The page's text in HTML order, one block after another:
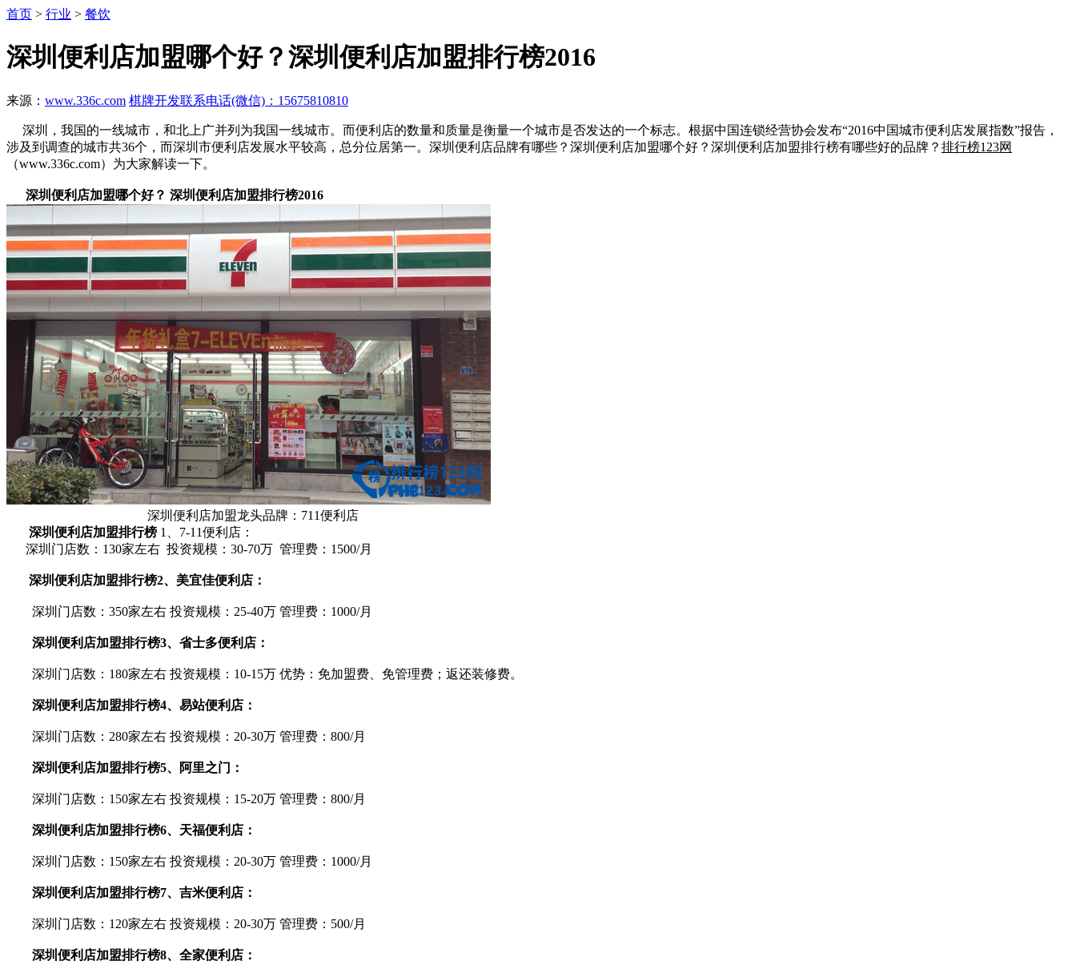
首页 > 行业 > 餐饮
深圳便利店加盟哪个好？深圳便利店加盟排行榜2016
来源： www.336c.com 棋牌开发联系电话(微信)：15675810810
深圳，我国的一线城市，和北上广并列为我国一线城市。而便利店的数量和质量是衡量一个城市是否发达的一个标志。根据中国连锁经营协会发布“2016中国城市便利店发展指数”报告，
涉及到调查的城市共36个，而深圳市便利店发展水平较高，总分位居第一。深圳便利店品牌有哪些？深圳便利店加盟哪个好？深圳便利店加盟排行榜有哪些好的品牌？ 排行榜123网
（www.336c.com）为大家解读一下。
深圳便利店加盟哪个好？ 深圳便利店加盟排行榜2016
深圳便利店加盟龙头品牌：711便利店
深圳便利店加盟排行榜 1、7-11便利店：
深圳门店数：130家左右 投资规模：30-70万 管理费：1500/月
深圳便利店加盟排行榜2、美宜佳便利店：
深圳门店数：350家左右 投资规模：25-40万 管理费：1000/月
深圳便利店加盟排行榜3、省士多便利店：
深圳门店数：180家左右 投资规模：10-15万 优势：免加盟费、免管理费；返还装修费。
深圳便利店加盟排行榜4、易站便利店：
深圳门店数：280家左右 投资规模：20-30万 管理费：800/月
深圳便利店加盟排行榜5、阿里之门：
深圳门店数：150家左右 投资规模：15-20万 管理费：800/月
深圳便利店加盟排行榜6、天福便利店：
深圳门店数：150家左右 投资规模：20-30万 管理费：1000/月
深圳便利店加盟排行榜7、吉米便利店：
深圳门店数：120家左右 投资规模：20-30万 管理费：500/月
深圳便利店加盟排行榜8、全家便利店：